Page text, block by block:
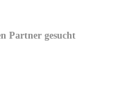
Partner gesucht